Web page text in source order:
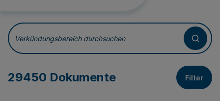
Verkündungsbereich
Verkündungsbereich durchsuchen
29450 Dokumente Filter